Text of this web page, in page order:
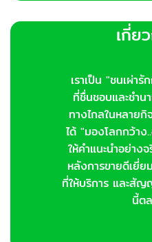
เกี่ย
เราเป็น "ชนเผ่า
ที่ชื่นชอบและชำ
ทางไกลในหลายกิ
ได้ "มองโลกกว้าง
ให้คำแนะนำอย่าง
หลังการขายดีเยี่
ที่ให้บริการ และสัญ
นี้ต